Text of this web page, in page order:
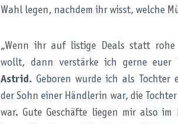
Wahl legen, nachdem ihr wisst, welche
„Wenn ihr auf listige Deals statt rohe
wollt, dann verstärke ich gerne euer
Astrid. Geboren wurde ich als Tochter
der Sohn einer Händlerin war, die
war. Gute Geschäfte liegen mir also